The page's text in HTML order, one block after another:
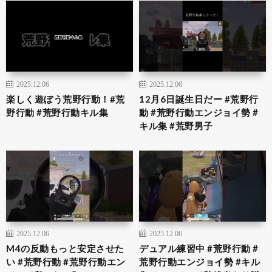
2025.12.06
楽しく遊ぼう荒野行動！#荒
野行動 #荒野行動キル集
2025.12.06
12月6日誕生日だー #荒野行
動 #荒野行動エンジョイ勢 #
キル集 #荒野男子
2025.12.06
M4の反動もっと安定させた
い #荒野行動 #荒野行動エン
2025.12.06
デュアル練習中 #荒野行動 #
荒野行動エンジョイ勢 #キル